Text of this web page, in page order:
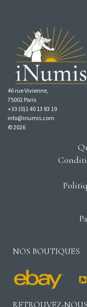
46 rue Vivienne,
75002 Paris
+33 (0)1 40 13 83 19
info@inumis.com
© 2026
NOS BOUTIQUES
RETROUVEZ-